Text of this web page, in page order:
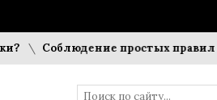
Соблюдение простых правил